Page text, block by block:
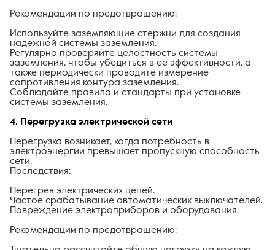
Рекомендации по предотвращению:
Используйте заземляющие стержни для создания
надежной системы заземления.
Регулярно проверяйте целостность системы
заземления, чтобы убедиться в ее эффективности, а
также периодически проводите измерение
сопротивления контура заземления.
Соблюдайте правила и стандарты при установке
системы заземления.
4. Перегрузка электрической сети
Перегрузка возникает, когда потребность в
электроэнергии превышает пропускную способность
сети.
Последствия:
Перегрев электрических цепей.
Частое срабатывание автоматических выключателей.
Повреждение электроприборов и оборудования.
Рекомендации по предотвращению: